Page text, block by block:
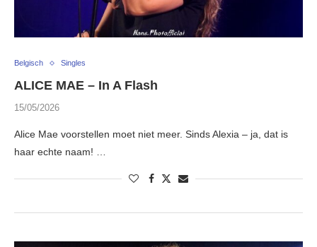
Belgisch Singles
ALICE MAE – In A Flash
15/05/2026
Alice Mae voorstellen moet niet meer. Sinds Alexia – ja, dat is
haar echte naam! …